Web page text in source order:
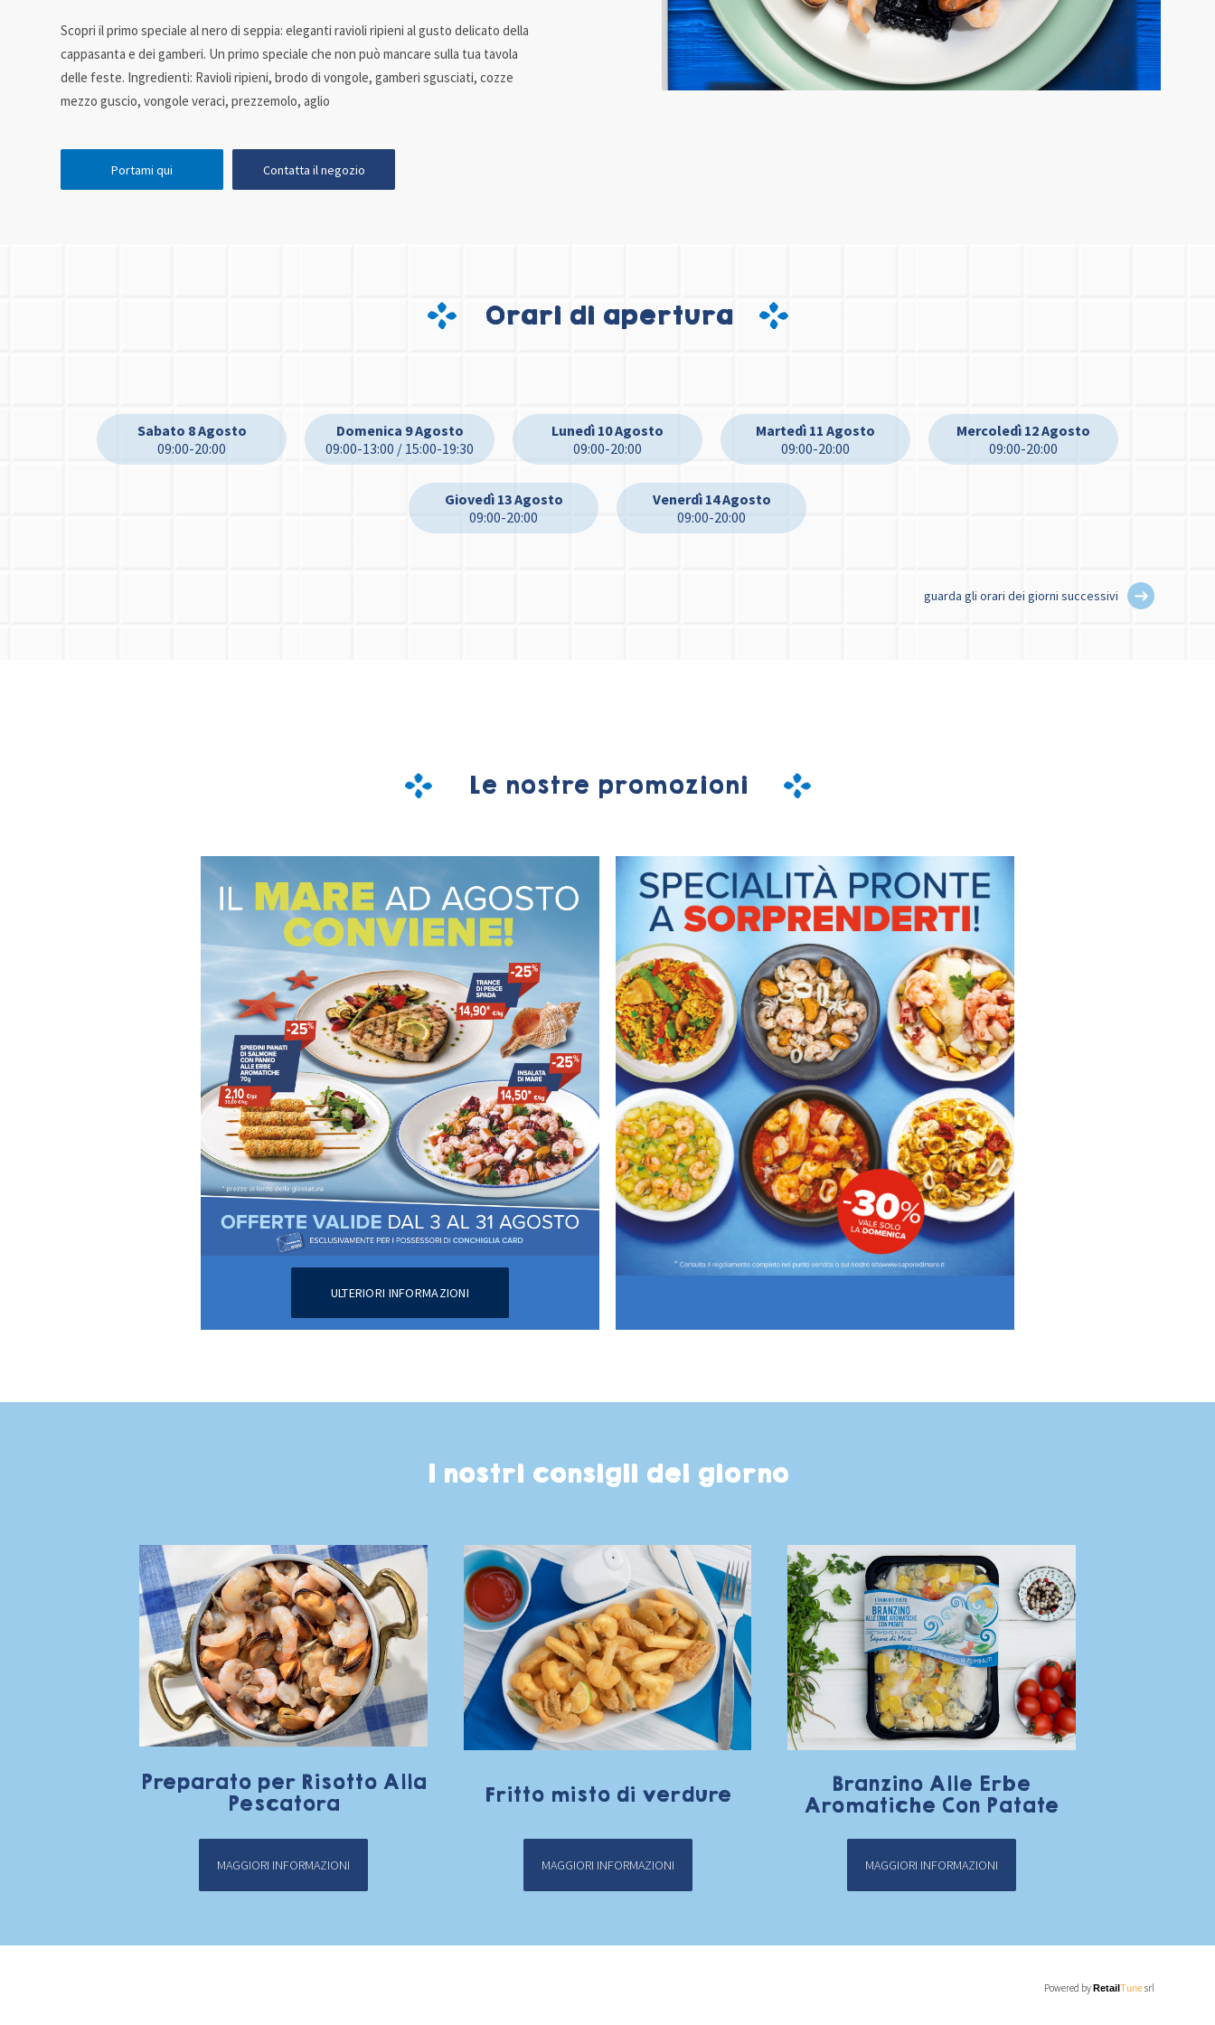
Scopri il primo speciale al nero di seppia: eleganti ravioli ripieni al gusto delicato della
cappasanta e dei gamberi. Un primo speciale che non può mancare sulla tua tavola
delle feste. Ingredienti: Ravioli ripieni, brodo di vongole, gamberi sgusciati, cozze
mezzo guscio, vongole veraci, prezzemolo, aglio
Portami qui Contatta il negozio
Orari di apertura
Sabato 8 Agosto
09:00-20:00
Domenica 9 Agosto
09:00-13:00 / 15:00-19:30
Lunedì 10 Agosto
09:00-20:00
Martedì 11 Agosto
09:00-20:00
Mercoledì 12 Agosto
09:00-20:00
Giovedì 13 Agosto
09:00-20:00
Venerdì 14 Agosto
09:00-20:00
guarda gli orari dei giorni successivi
Le nostre promozioni
ULTERIORI INFORMAZIONI
I nostri consigli del giorno
Preparato per Risotto Alla
Pescatora
MAGGIORI INFORMAZIONI
Fritto misto di verdure
MAGGIORI INFORMAZIONI
Branzino Alle Erbe
Aromatiche Con Patate
MAGGIORI INFORMAZIONI
Powered by Retail Tunesrl